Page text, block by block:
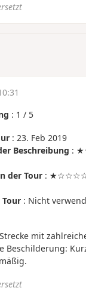
: 1 / 5
: 23. Feb 2019
Beschreibung :
der Tour : ★☆☆☆☆
: Nicht
mit
Beschilderung: